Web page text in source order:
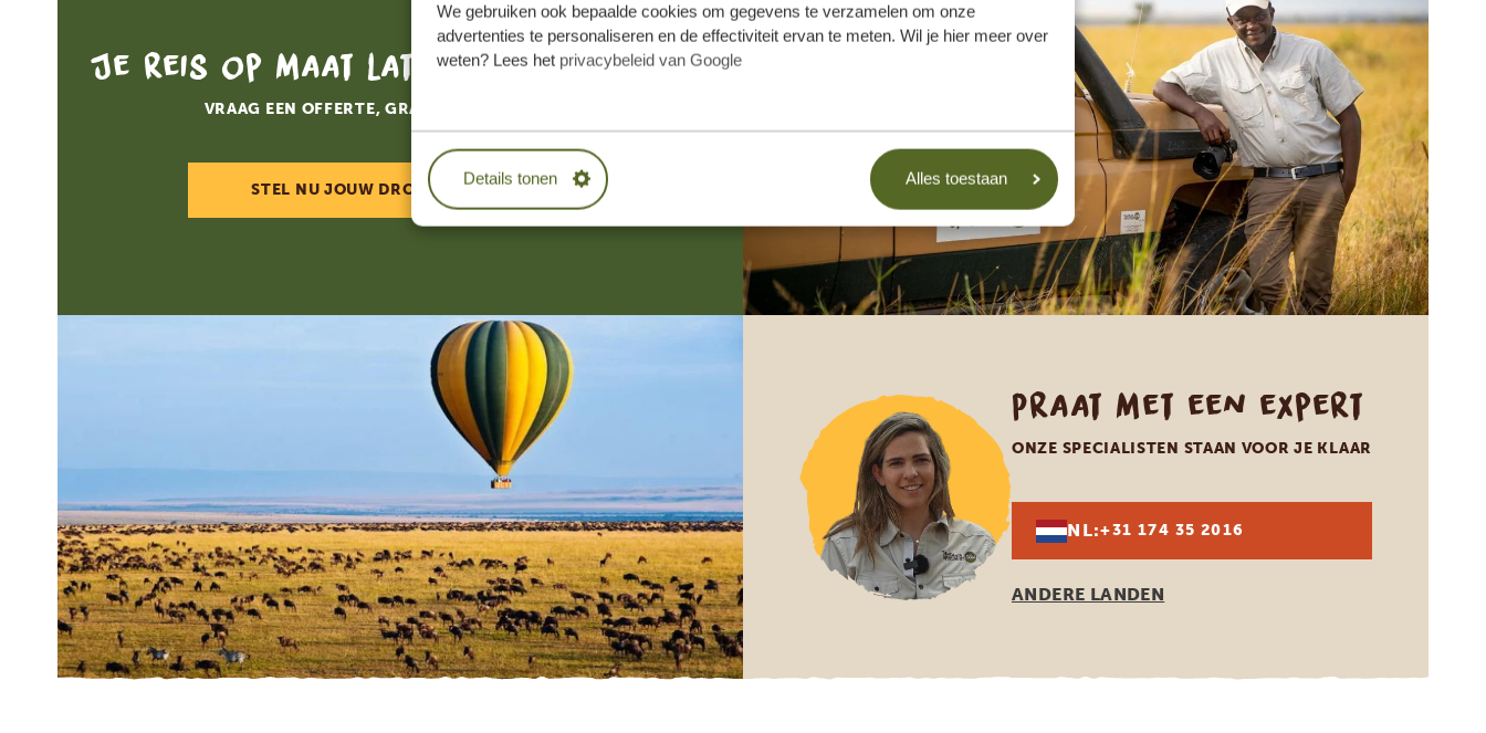
We gebruiken ook bepaalde cookies om gegevens te verzamelen om onze
advertenties te personaliseren en de effectiviteit ervan te meten. Wil je hier meer over
weten? Lees het privacybeleid van Google
Details tonen Alles toestaan
Je reis op maat laten samenstellen?
VRAAG EEN OFFERTE, GRATIS EN VRIJBLIJVEND
STEL NU JOUW DROOMREIS SAMEN!
Praat met een expert
ONZE SPECIALISTEN STAAN VOOR JE KLAAR
NL:+31 174 35 2016
ANDERE LANDEN